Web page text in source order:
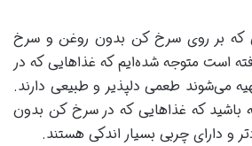
که بر روی سرخ کن‌ بدون روغن و سرخ
است متوجه شده‌ایم که غذاهایی که در
می‌شوند طعمی دلپذیر و طبیعی دارند.
باشید که غذاهایی که در سرخ کن بدون
و دارای چربی بسیار اندکی هستند.